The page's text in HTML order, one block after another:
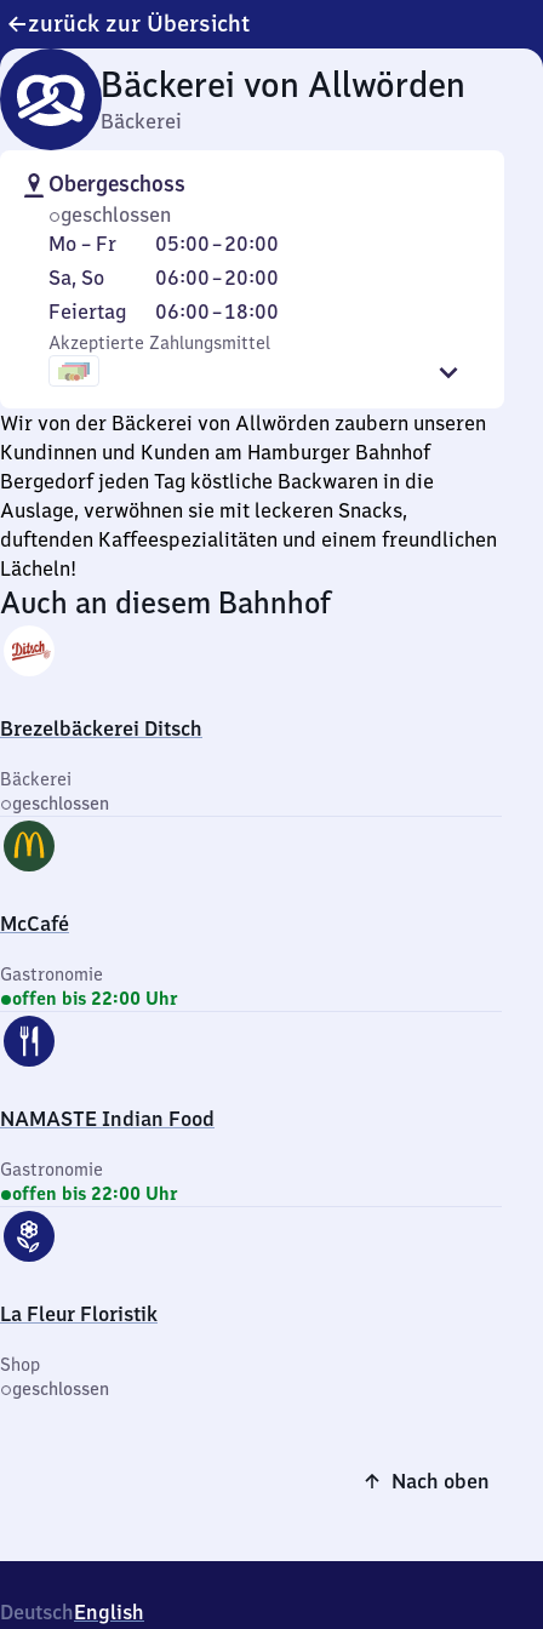
zurück zur Übersicht
Bäckerei von Allwörden
Bäckerei
Obergeschoss
geschlossen
Montag
bis
Freitag
Mo – Fr 05:00–20:00
Von
5
Uhr
bis
Samstag
und
Sonntag
Sa, So 06:00–20:00
Von
6
Uhr
Uhr
Feiertag
Feiertag 06:00–18:00
Von
6
18
Uhr
Akzeptierte Zahlungsmittel
Wir von der Bäckerei von Allwörden zaubern unseren
Kundinnen und Kunden am Hamburger Bahnhof
Bergedorf jeden Tag köstliche Backwaren in die
Auslage, verwöhnen sie mit leckeren Snacks,
duftenden Kaffeespezialitäten und einem freundlichen
Lächeln!
Auch an diesem Bahnhof
Brezelbäckerei Ditsch
Bäckerei
geschlossen
McCafé
Gastronomie
offen bis 22:00 Uhr
NAMASTE Indian Food
Gastronomie
offen bis 22:00 Uhr
La Fleur Floristik
Shop
geschlossen
Nach oben
DeutschEnglish